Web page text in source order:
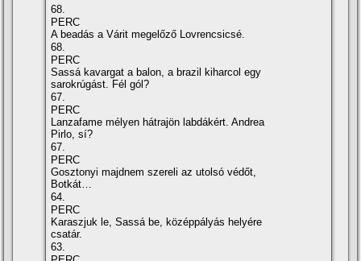
68.
PERC
A beadás a Várit megelőző Lovrencsicsé.
68.
PERC
Sassá kavargat a balon, a brazil kiharcol egy
sarokrúgást. Fél gól?
67.
PERC
Lanzafame mélyen hátrajön labdákért. Andrea
Pirlo, sí­?
67.
PERC
Gosztonyi majdnem szereli az utolsó védőt,
Botkát…
64.
PERC
Karaszjuk le, Sassá be, középpályás helyére
csatár.
63.